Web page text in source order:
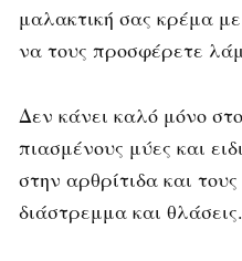
μαλακτική σας κρέμα
να τους προσφέρετε
Δεν κάνει καλό μόνο
πιασμένους μύες και
στην αρθρίτιδα και
διάστρεμμα και θλάσεις.